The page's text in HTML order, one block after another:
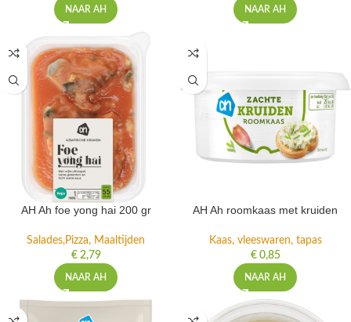
NAAR AH NAAR AH
AH Ah foe yong hai 200 gr
Salades,Pizza, Maaltijden
€2,79
NAAR AH
AH Ah roomkaas met kruiden
Kaas, vleeswaren, tapas
€0,85
NAAR AH